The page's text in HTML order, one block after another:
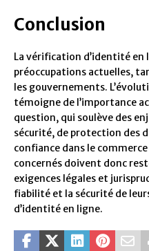
Conclusion
La vérification d’identité en
préoccupations actuelles,
les gouvernements.
témoigne de l’importance
question, qui soulève des
sécurité, de protection des
confiance dans le
concernés doivent donc
exigences légales et
fiabilité et la sécurité de
d’identité en ligne.